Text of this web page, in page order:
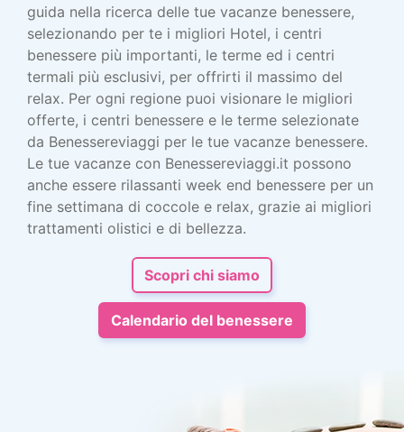
guida nella ricerca delle tue vacanze benessere,
selezionando per te i migliori Hotel, i centri
benessere più importanti, le terme ed i centri
termali più esclusivi, per offrirti il massimo del
relax. Per ogni regione puoi visionare le migliori
offerte, i centri benessere e le terme selezionate
da Benessereviaggi per le tue vacanze benessere.
Le tue vacanze con Benessereviaggi.it possono
anche essere rilassanti week end benessere per un
fine settimana di coccole e relax, grazie ai migliori
trattamenti olistici e di bellezza.
Scopri chi siamo
Calendario del benessere